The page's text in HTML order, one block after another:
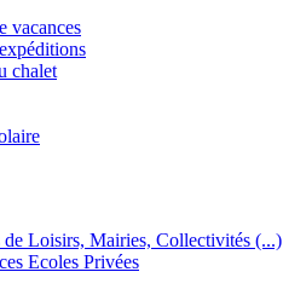
vacances
chalet
de Loisirs, Mairies, Collectivités (...)
Ecoles Privées